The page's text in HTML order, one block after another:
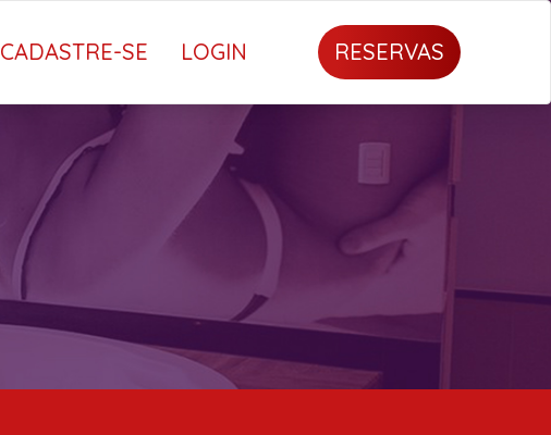
CADASTRE-SE LOGIN RESERVAS